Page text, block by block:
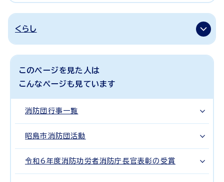
くらし
このページを見た人は
こんなページも見ています
消防団行事一覧
昭島市消防団活動
令和6年度消防功労者消防庁長官表彰の受賞